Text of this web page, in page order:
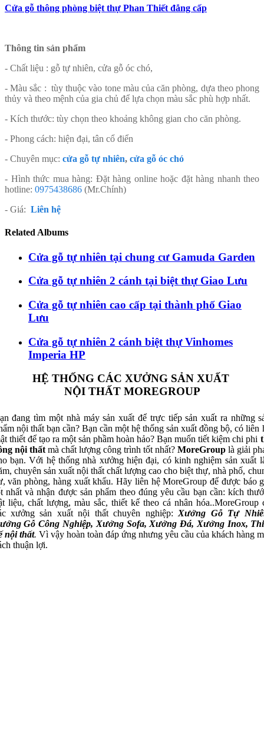
Cửa gỗ thông phòng biệt thự Phan Thiết đẳng cấp
Thông tin sản phẩm
- Chất liệu : gỗ tự nhiên, cửa gỗ óc chó,
- Màu sắc : tùy thuộc vào tone màu của căn phòng, dựa theo phong
thủy và theo mệnh của gia chủ để lựa chọn màu sắc phù hợp nhất.
- Kích thước: tùy chọn theo khoảng không gian cho căn phòng.
- Phong cách: hiện đại, tân cổ điển
- Chuyên mục: cửa gỗ tự nhiên, cửa gỗ óc chó
- Hình thức mua hàng: Đặt hàng online hoặc đặt hàng nhanh theo
hotline: 0975438686 (Mr.Chính)
- Giá: Liên hệ
Related Albums
Cửa gỗ tự nhiên tại chung cư Gamuda Garden
Cửa gỗ tự nhiên 2 cánh tại biệt thự Giao Lưu
Cửa gỗ tự nhiên cao cấp tại thành phố Giao
Lưu
Cửa gỗ tự nhiên 2 cánh biệt thự Vinhomes
Imperia HP
HỆ THỐNG CÁC XƯỞNG SẢN XUẤT
NỘI THẤT MOREGROUP
đang tìm một nhà máy sản xuất để trực tiếp sản xuất ra những
nội thất bạn cần? Bạn cần một hệ thống sản xuất đồng bộ, có liên
thiết để tạo ra một sản phầm hoàn hảo? Bạn muốn tiết kiệm chi phi
nội thấtmà chất lượng công trình tốt nhất? MoreGrouplà giải
bạn. Với hệ thống nhà xưởng hiện đại, có kinh nghiệm sản xuất
chuyên sản xuất nội thất chất lượng cao cho biệt thự, nhà phố,
văn phòng, hàng xuất khẩu. Hãy liên hệ MoreGroup để được báo
nhất và nhận được sản phẩm theo đúng yêu cầu bạn cần: kích
liệu, chất lượng, màu sắc, thiết kế theo cá nhân hóa..MoreGroup
xưởng sản xuất nội thất chuyên nghiệp:Xưởng Gỗ Tự
Gỗ Công Nghiệp, Xưởng Sofa, Xưởng Đá, Xưởng Inox,
nội thất. Vì vậy hoàn toàn đáp ứng nhưng yêu cầu của khách hàng
thuận lợi.